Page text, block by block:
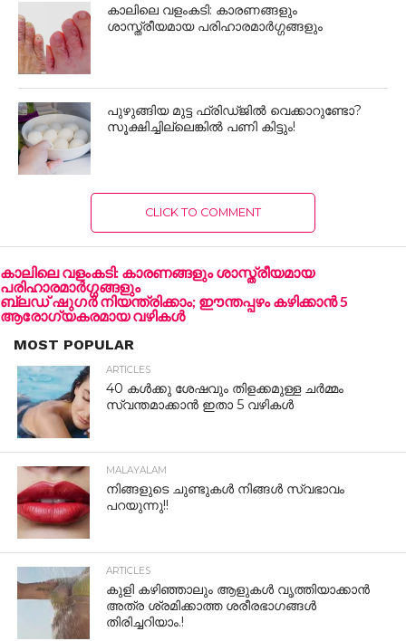
കാലിലെ വളംകടി: കാരണങ്ങളും
ശാസ്ത്രീയമായ പരിഹാരമാർഗ്ഗങ്ങളും
പുഴുങ്ങിയ മുട്ട ഫ്രിഡ്ജിൽ വെക്കാറുണ്ടോ?
സൂക്ഷിച്ചില്ലെങ്കിൽ പണി കിട്ടും!
CLICK TO COMMENT
കാലിലെ വളംകടി: കാരണങ്ങളും ശാസ്ത്രീയമായ
പരിഹാരമാർഗ്ഗങ്ങളും
ബ്ലഡ് ഷുഗർ നിയന്ത്രിക്കാം; ഈന്തപ്പഴം കഴിക്കാൻ 5
ആരോഗ്യകരമായ വഴികൾ
MOST POPULAR
ARTICLES
40 കൾക്കു ശേഷവും തിളക്കമുള്ള ചർമ്മം
സ്വന്തമാക്കാൻ ഇതാ 5 വഴികൾ
MALAYALAM
നിങ്ങളുടെ ചുണ്ടുകൾ നിങ്ങൾ സ്വഭാവം
പറയുന്നു!!
ARTICLES
കുളി കഴിഞ്ഞാലും ആളുകള്‍ വൃത്തിയാക്കാന്‍
അത്ര ശ്രമിക്കാത്ത ശരീരഭാഗങ്ങള്‍
തിരിച്ചറിയാം.!